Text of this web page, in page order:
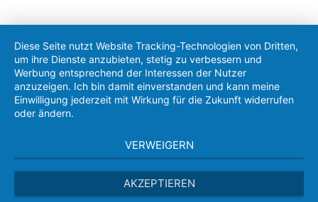
Diese Seite nutzt Website Tracking-Technologien von Dritten,
um ihre Dienste anzubieten, stetig zu verbessern und
Werbung entsprechend der Interessen der Nutzer
anzuzeigen. Ich bin damit einverstanden und kann meine
Einwilligung jederzeit mit Wirkung für die Zukunft widerrufen
oder ändern.
VERWEIGERN
AKZEPTIEREN